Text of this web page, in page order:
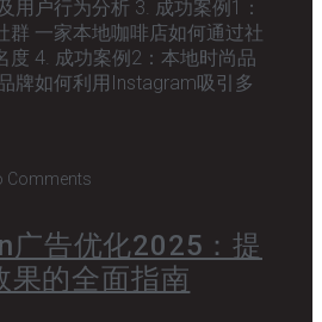
用户行为分析 3. 成功案例1：
群 一家本地咖啡店如何通过社
度 4. 成功案例2：本地时尚品
牌如何利用Instagram吸引多
Comments
广告优化2025：提
果的全面指南